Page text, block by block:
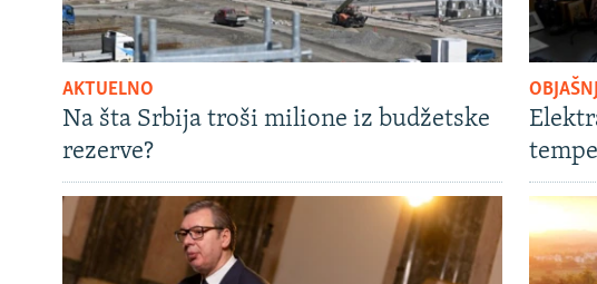
AKTUELNO
Na šta Srbija troši milione iz budžetske
rezerve?